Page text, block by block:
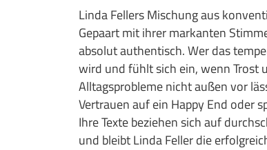
Linda Fellers Mischung aus
Gepaart mit ihrer markanten
absolut authentisch. Wer das
wird und fühlt sich ein, wenn Trost
Alltagsprobleme nicht außen vor
Vertrauen auf ein Happy End oder
Ihre Texte beziehen sich auf
und bleibt Linda Feller die